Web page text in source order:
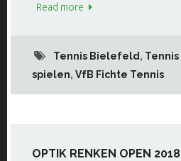
Read more
Tennis Bielefeld , Tennis
spielen, VfB Fichte Tennis
OPTIK RENKEN OPEN 2018